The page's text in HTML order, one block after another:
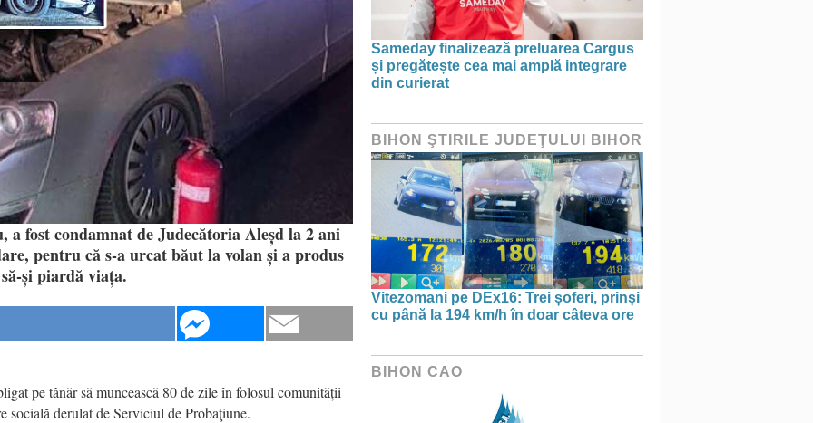
a fost condamnat de Judecătoria Aleșd la 2 ani
pentru că s-a urcat băut la volan și a produs
și piardă viața.
pe tânăr să muncească 80 de zile în folosul comunității
socială derulat de Serviciul de Probaţiune.
Sameday finalizează preluarea Cargus
și pregătește cea mai amplă integrare
din curierat
BIHON ŞTIRILE JUDEŢULUI BIHOR
Vitezomani pe DEx16: Trei șoferi, prinși
cu până la 194 km/h în doar câteva ore
BIHON CAO